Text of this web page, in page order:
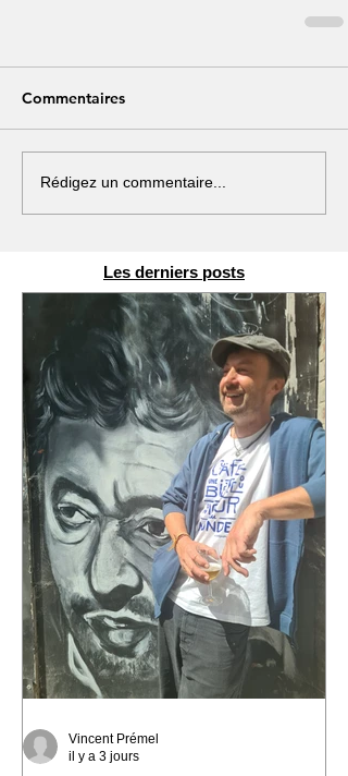
Commentaires
Rédigez un commentaire...
Les derniers posts
Vincent Prémel
il y a 3 jours